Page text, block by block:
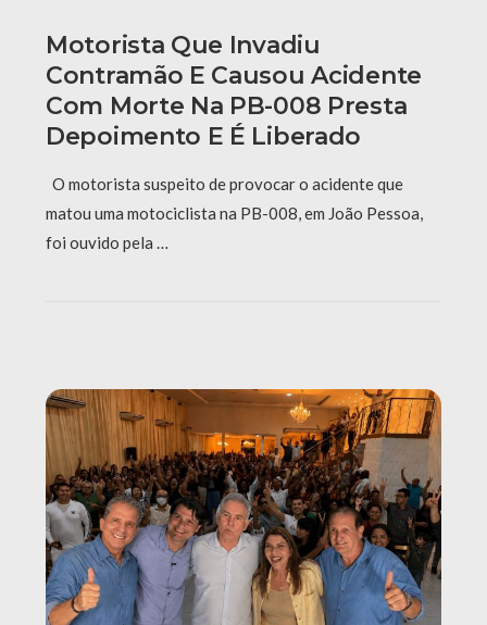
Motorista Que Invadiu
Contramão E Causou Acidente
Com Morte Na PB-008 Presta
Depoimento E É Liberado
O motorista suspeito de provocar o acidente que
matou uma motociclista na PB-008, em João Pessoa,
foi ouvido pela …